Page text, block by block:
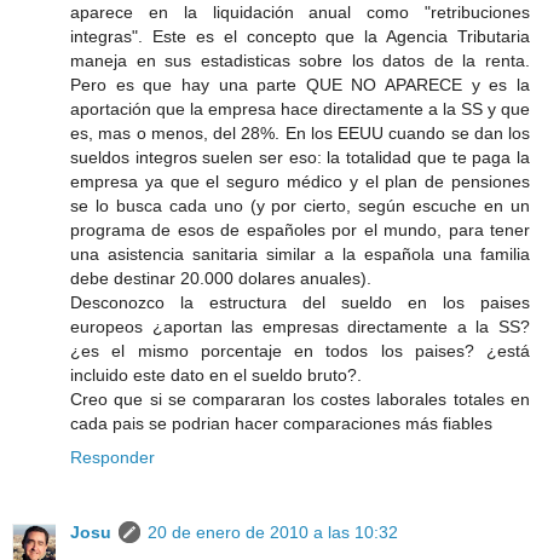
aparece en la liquidación anual como "retribuciones
integras". Este es el concepto que la Agencia Tributaria
maneja en sus estadisticas sobre los datos de la renta.
Pero es que hay una parte QUE NO APARECE y es la
aportación que la empresa hace directamente a la SS y que
es, mas o menos, del 28%. En los EEUU cuando se dan los
sueldos integros suelen ser eso: la totalidad que te paga la
empresa ya que el seguro médico y el plan de pensiones
se lo busca cada uno (y por cierto, según escuche en un
programa de esos de españoles por el mundo, para tener
una asistencia sanitaria similar a la española una familia
debe destinar 20.000 dolares anuales).
Desconozco la estructura del sueldo en los paises
europeos ¿aportan las empresas directamente a la SS?
¿es el mismo porcentaje en todos los paises? ¿está
incluido este dato en el sueldo bruto?.
Creo que si se compararan los costes laborales totales en
cada pais se podrian hacer comparaciones más fiables
Responder
Josu
20 de enero de 2010 a las 10:32